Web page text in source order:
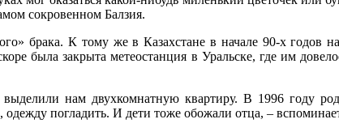
сокровенном Балзия.
брака. К тому же в Казахстане в начале 90-х годов
была закрыта метеостанция в Уральске, где им
нам двухкомнатную квартиру. В 1996 году
погладить. И дети тоже обожали отца, –